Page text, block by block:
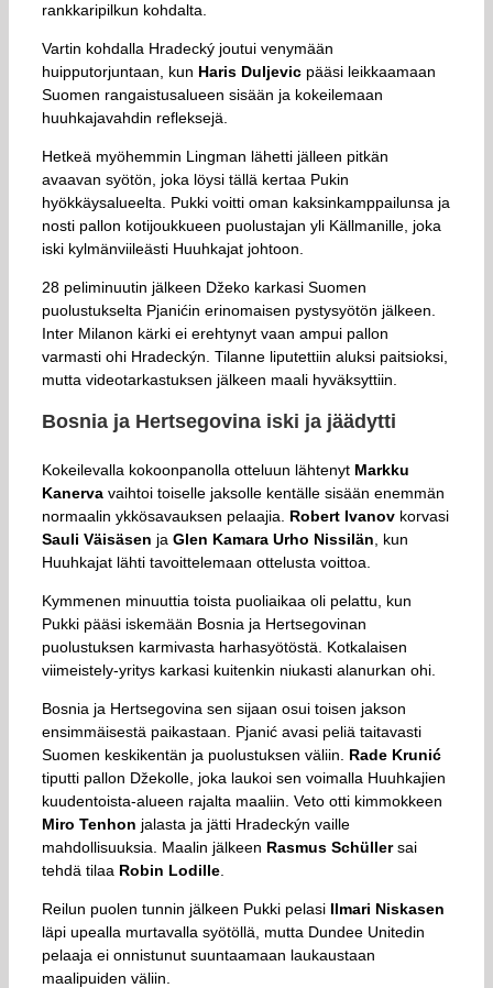
rankkaripilkun kohdalta.
Vartin kohdalla Hradecký joutui venymään
huipputorjuntaan, kun Haris Duljevic pääsi leikkaamaan
Suomen rangaistusalueen sisään ja kokeilemaan
huuhkajavahdin refleksejä.
Hetkeä myöhemmin Lingman lähetti jälleen pitkän
avaavan syötön, joka löysi tällä kertaa Pukin
hyökkäysalueelta. Pukki voitti oman kaksinkamppailunsa ja
nosti pallon kotijoukkueen puolustajan yli Källmanille, joka
iski kylmänviileästi Huuhkajat johtoon.
28 peliminuutin jälkeen Džeko karkasi Suomen
puolustukselta Pjanićin erinomaisen pystysyötön jälkeen.
Inter Milanon kärki ei erehtynyt vaan ampui pallon
varmasti ohi Hradeckýn. Tilanne liputettiin aluksi paitsioksi,
mutta videotarkastuksen jälkeen maali hyväksyttiin.
Bosnia ja Hertsegovina iski ja jäädytti
Kokeilevalla kokoonpanolla otteluun lähtenyt Markku
Kanerva vaihtoi toiselle jaksolle kentälle sisään enemmän
normaalin ykkösavauksen pelaajia. Robert Ivanov korvasi
Sauli Väisäsen ja Glen Kamara Urho Nissilän , kun
Huuhkajat lähti tavoittelemaan ottelusta voittoa.
Kymmenen minuuttia toista puoliaikaa oli pelattu, kun
Pukki pääsi iskemään Bosnia ja Hertsegovinan
puolustuksen karmivasta harhasyötöstä. Kotkalaisen
viimeistely-yritys karkasi kuitenkin niukasti alanurkan ohi.
Bosnia ja Hertsegovina sen sijaan osui toisen jakson
ensimmäisestä paikastaan. Pjanić avasi peliä taitavasti
Suomen keskikentän ja puolustuksen väliin. Rade Krunić
tiputti pallon Džekolle, joka laukoi sen voimalla Huuhkajien
kuudentoista-alueen rajalta maaliin. Veto otti kimmokkeen
Miro Tenhon jalasta ja jätti Hradeckýn vaille
mahdollisuuksia. Maalin jälkeen Rasmus Schüllersai
tehdä tilaa Robin Lodille
Reilun puolen tunnin jälkeen Pukki pelasi Ilmari Niskasen
läpi upealla murtavalla syötöllä, mutta Dundee Unitedin
pelaaja ei onnistunut suuntaamaan laukaustaan
maalipuiden väliin.